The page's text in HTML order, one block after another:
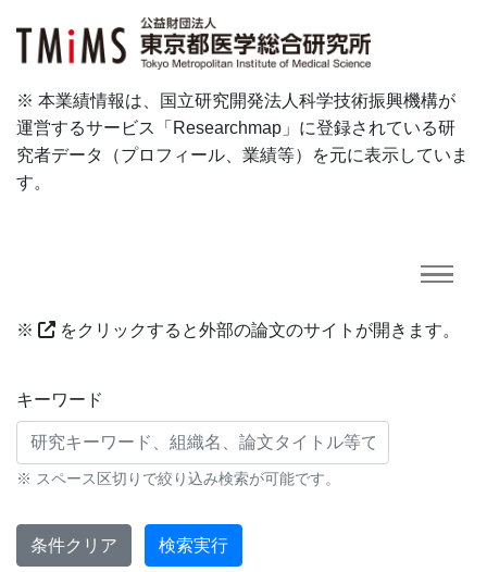
※ 本業績情報は、国立研究開発法人科学技術振興機構が
運営するサービス「Researchmap」に登録されている研
究者データ（プロフィール、業績等）を元に表示していま
す。
※ をクリックすると外部の論文のサイトが開きます。
研究業績に対する検索条件
キーワード
※ スペース区切りで絞り込み検索が可能です。
条件クリア 検索実行